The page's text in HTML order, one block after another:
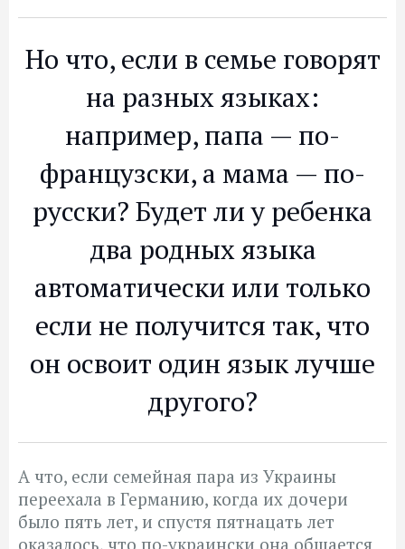
Но что, если в семье говорят
на разных языках:
например, папа — по-
французски, а мама — по-
русски? Будет ли у ребенка
два родных языка
автоматически или только
если не получится так, что
он освоит один язык лучше
другого?
А что, если семейная пара из Украины
переехала в Германию, когда их дочери
было пять лет, и спустя пятнацать лет
оказалось, что по-украински она общается